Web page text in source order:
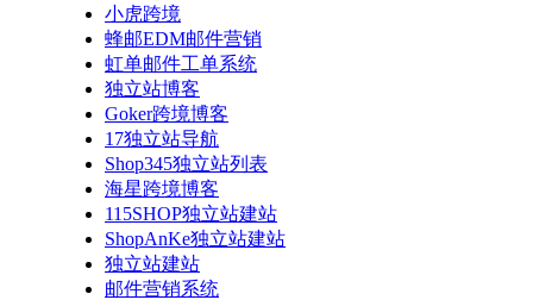
小虎跨境
蜂邮EDM邮件营销
虹单邮件工单系统
独立站博客
Goker跨境博客
17独立站导航
Shop345独立站列表
海星跨境博客
115SHOP独立站建站
ShopAnKe独立站建站
独立站建站
邮件营销系统